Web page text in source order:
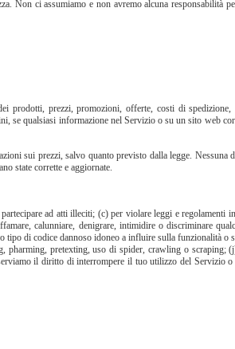
Non ci assumiamo e non avremo alcuna responsabilità
prodotti, prezzi, promozioni, offerte, costi di
qualsiasi informazione nel Servizio o su un sito web
sui prezzi, salvo quanto previsto dalla legge. Nessuna
state corrette e aggiornate.
ad atti illeciti; (c) per violare leggi e regolamenti
calunniare, denigrare, intimidire o discriminare
tipo di codice dannoso idoneo a influire sulla funzionalità o
pretexting, uso di spider, crawling o scraping;
il diritto di interrompere il tuo utilizzo del Servizio